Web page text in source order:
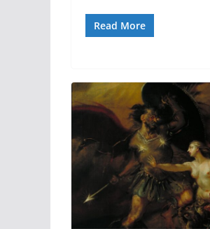
Read More